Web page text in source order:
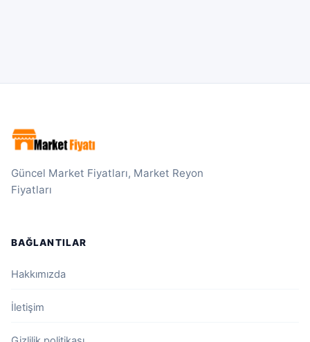
Güncel Market Fiyatları, Market Reyon
Fiyatları
BAĞLANTILAR
Hakkımızda
İletişim